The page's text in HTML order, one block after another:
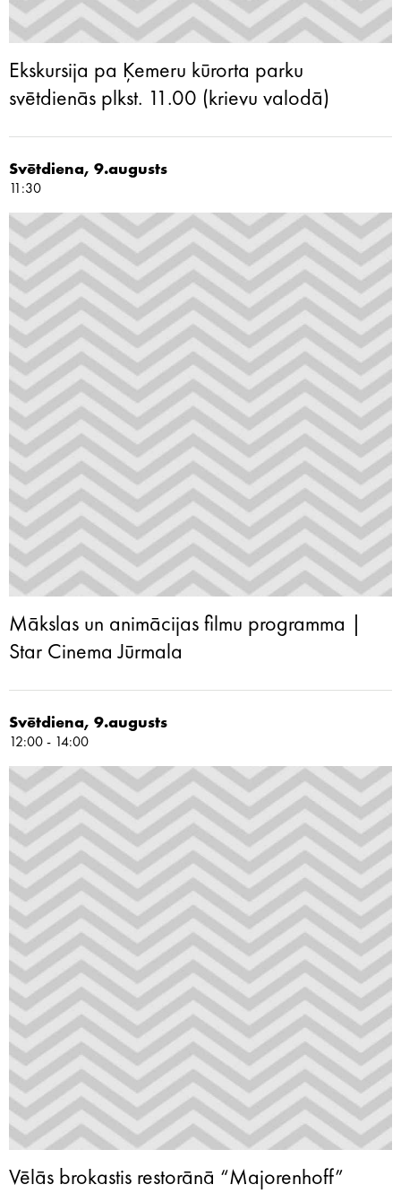
Ekskursija pa Ķemeru kūrorta parku
svētdienās plkst. 11.00 (krievu valodā)
Svētdiena, 9.augusts
11:30
Mākslas un animācijas filmu programma |
Star Cinema Jūrmala
Svētdiena, 9.augusts
12:00 - 14:00
Vēlās brokastis restorānā “Majorenhoff”